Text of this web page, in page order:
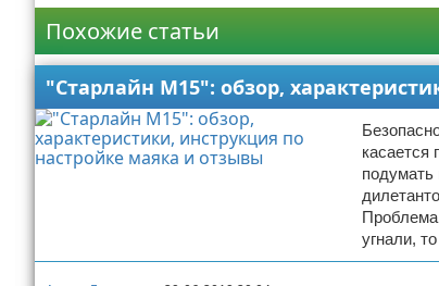
Похожие статьи
"Старлайн М15": обзор,
касается
подумать
угнали,